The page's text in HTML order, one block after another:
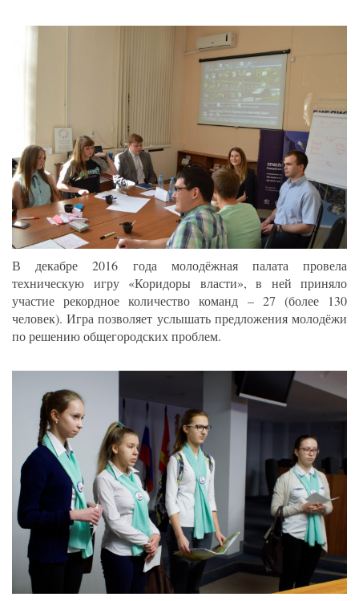
В декабре 2016 года молодёжная палата провела
техническую игру «Коридоры власти», в ней приняло
участие рекордное количество команд – 27 (более 130
человек). Игра позволяет услышать предложения молодёжи
по решению общегородских проблем.